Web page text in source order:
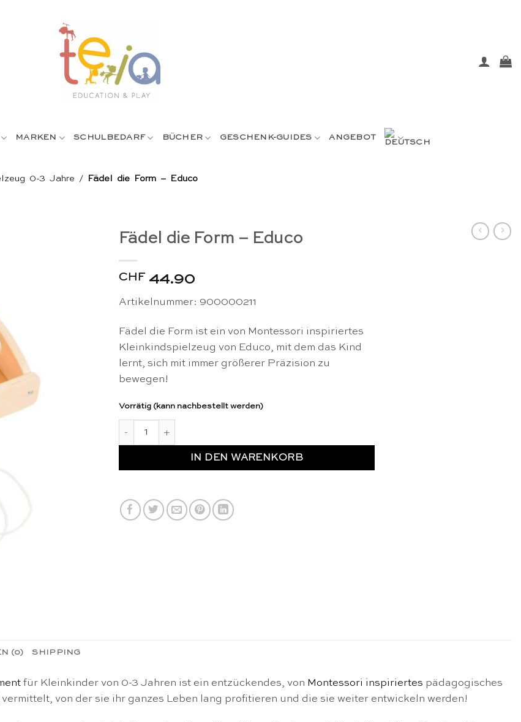
MARKEN SCHULBEDARF BÜCHER GESCHENK-GUIDES ANGEBOT
0-3 Jahre / Fädel die Form – Educo
Fädel die Form – Educo
CHF 44.90
Artikelnummer: 900000211
Fädel die Form ist ein von Montessori inspiriertes
Kleinkindspielzeug von Educo, mit dem das Kind
lernt, sich mit immer größerer Präzision zu
bewegen!
Vorrätig (kann nachbestellt werden)
IN DEN WARENKORB
(0) SHIPPING
für Kleinkinder von 0-3 Jahren ist ein entzückendes, von Montessori inspiriertes pädagogisches
von der sie ihr ganzes Leben lang profitieren und die sie weiter entwickeln werden!